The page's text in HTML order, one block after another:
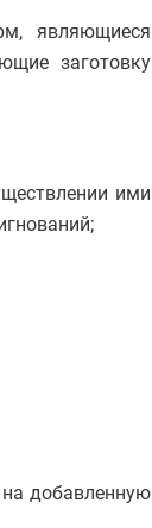
являющиеся
заготовку
ими
добавленную